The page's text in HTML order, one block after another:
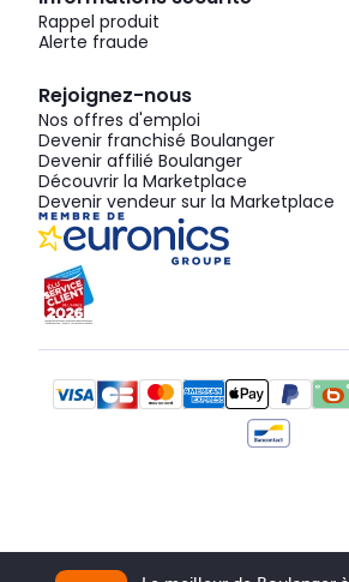
Rappel produit
Alerte fraude
Rejoignez-nous
Nos offres d'emploi
Devenir franchisé Boulanger
Devenir affilié Boulanger
Découvrir la Marketplace
Devenir vendeur sur la Marketplace